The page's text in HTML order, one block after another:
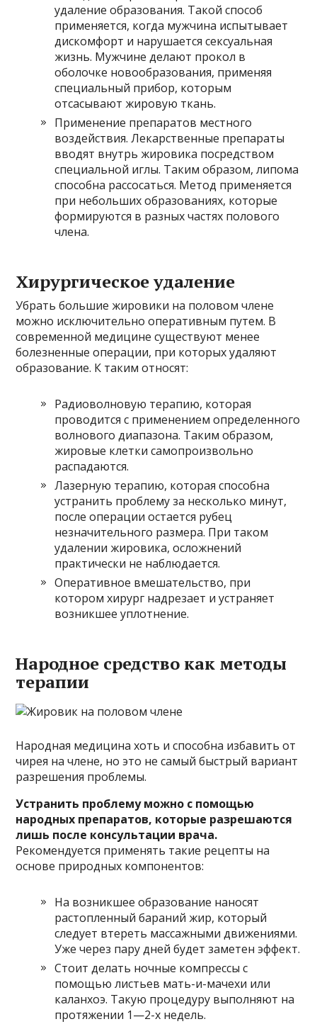
удаление образования. Такой способ
применяется, когда мужчина испытывает
дискомфорт и нарушается сексуальная
жизнь. Мужчине делают прокол в
оболочке новообразования, применяя
специальный прибор, которым
отсасывают жировую ткань.
Применение препаратов местного
воздействия. Лекарственные препараты
вводят внутрь жировика посредством
специальной иглы. Таким образом, липома
способна рассосаться. Метод применяется
при небольших образованиях, которые
формируются в разных частях полового
члена.
Хирургическое удаление
Убрать большие жировики на половом члене
можно исключительно оперативным путем. В
современной медицине существуют менее
болезненные операции, при которых удаляют
образование. К таким относят:
Радиоволновую терапию, которая
проводится с применением определенного
волнового диапазона. Таким образом,
жировые клетки самопроизвольно
распадаются.
Лазерную терапию, которая способна
устранить проблему за несколько минут,
после операции остается рубец
незначительного размера. При таком
удалении жировика, осложнений
практически не наблюдается.
Оперативное вмешательство, при
котором хирург надрезает и устраняет
возникшее уплотнение.
Народное средство как методы
терапии
Народная медицина хоть и способна избавить от
чирея на члене, но это не самый быстрый вариант
разрешения проблемы.
Устранить проблему можно с помощью
народных препаратов, которые разрешаются
лишь после консультации врача.
Рекомендуется применять такие рецепты на
основе природных компонентов:
На возникшее образование наносят
растопленный бараний жир, который
следует втереть массажными движениями.
Уже через пару дней будет заметен эффект.
Стоит делать ночные компрессы с
помощью листьев мать-и-мачехи или
каланхоэ. Такую процедуру выполняют на
протяжении 1—2-х недель.